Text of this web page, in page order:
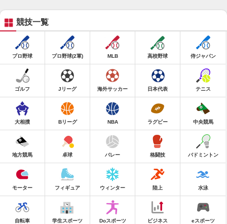
競技一覧
プロ野球 プロ野球(2軍) MLB 高校野球 侍ジャパン
ゴルフ Jリーグ 海外サッカー 日本代表 テニス
大相撲 Bリーグ NBA ラグビー 中央競馬
地方競馬 卓球 バレー 格闘技 バドミントン
モーター フィギュア ウィンター 陸上 水泳
自転車 学生スポーツ Doスポーツ ビジネス eスポーツ